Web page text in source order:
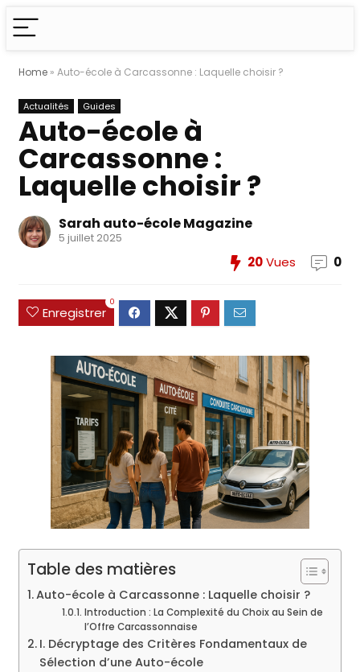
Home » Auto-école à Carcassonne : Laquelle choisir ?
Actualités Guides
Auto-école à
Carcassonne :
Laquelle choisir ?
Sarah auto-école Magazine
5 juillet 2025
20Vues 0
Enregistrer
0
Table des matières
Auto-école à Carcassonne : Laquelle choisir ?
Introduction : La Complexité du Choix au Sein de
l’Offre Carcassonnaise
I. Décryptage des Critères Fondamentaux de
Sélection d’une Auto-école